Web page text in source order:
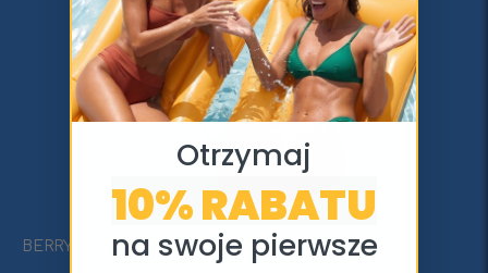
BERRY
Otrzymaj
10% RABATU
na swoje pierwsze